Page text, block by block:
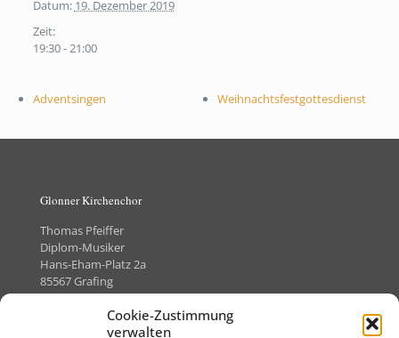
Cookie-Zustimmung
verwalten
Datum: 19. Dezember 2019
Zeit:
19:30 - 21:00
Adventsingen Weihnachtsfestgottesdienst
Glonner Kirchenchor
Thomas Pfeiffer
Diplom-Musiker
Hans-Eham-Platz 2a
85567 Grafing
Telefon +49 (0)8092-8505373